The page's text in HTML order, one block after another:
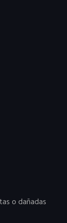
o dañadas